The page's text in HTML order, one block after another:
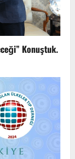
Konuştuk.
Bilimsel İş
Türk Dünyası